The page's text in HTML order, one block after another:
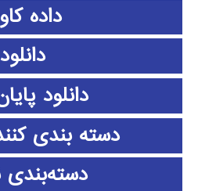
داده
دانلود
دانلود
دسته بندی